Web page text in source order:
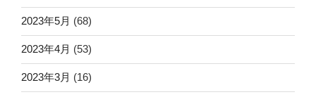
2023年5月 (68)
2023年4月 (53)
2023年3月 (16)